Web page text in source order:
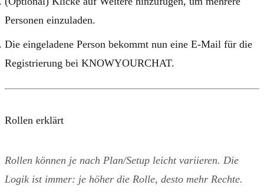
Personen einzuladen.
Die eingeladene Person bekommt nun eine E-Mail für die
Registrierung bei KNOWYOURCHAT.
Rollen erklärt
Rollen können je nach Plan/Setup leicht variieren. Die
Logik ist immer: je höher die Rolle, desto mehr Rechte.